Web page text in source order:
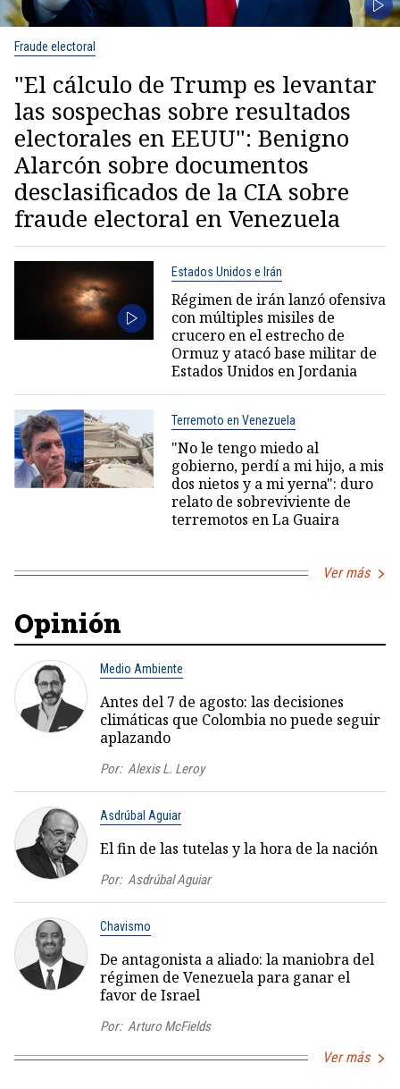
Fraude electoral
"El cálculo de Trump es levantar
las sospechas sobre resultados
electorales en EEUU": Benigno
Alarcón sobre documentos
desclasificados de la CIA sobre
fraude electoral en Venezuela
Estados Unidos e Irán
Régimen de irán lanzó ofensiva
con múltiples misiles de
crucero en el estrecho de
Ormuz y atacó base militar de
Estados Unidos en Jordania
Terremoto en Venezuela
"No le tengo miedo al
gobierno, perdí a mi hijo, a mis
dos nietos y a mi yerna": duro
relato de sobreviviente de
terremotos en La Guaira
Ver más
Opinión
Medio Ambiente
Antes del 7 de agosto: las decisiones
climáticas que Colombia no puede seguir
aplazando
Por: Alexis L. Leroy
Asdrúbal Aguiar
El fin de las tutelas y la hora de la nación
Por: Asdrúbal Aguiar
Chavismo
De antagonista a aliado: la maniobra del
régimen de Venezuela para ganar el
favor de Israel
Por: Arturo McFields
Ver más